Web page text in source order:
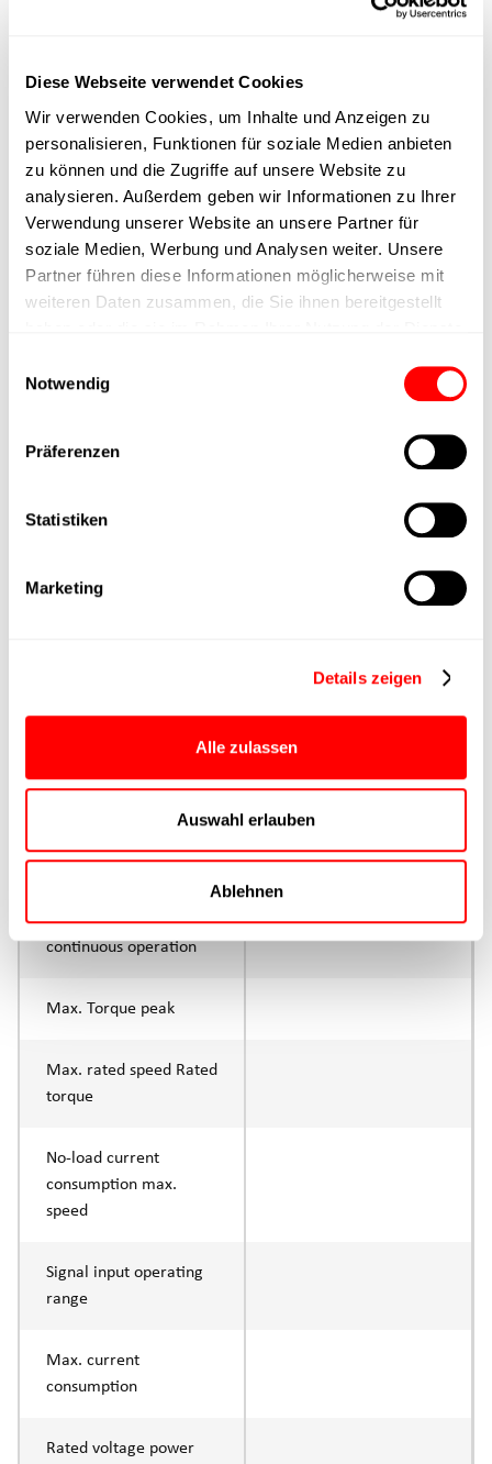
Diese Webseite verwendet Cookies
Wir verwenden Cookies, um Inhalte und Anzeigen zu
personalisieren, Funktionen für soziale Medien anbieten
zu können und die Zugriffe auf unsere Website zu
analysieren. Außerdem geben wir Informationen zu Ihrer
Verwendung unserer Website an unsere Partner für
soziale Medien, Werbung und Analysen weiter. Unsere
Partner führen diese Informationen möglicherweise mit
weiteren Daten zusammen, die Sie ihnen bereitgestellt
Notwendig
Präferenzen
Statistiken
Marketing
Details zeigen
Alle zulassen
Auswahl erlauben
Ablehnen
Nominal force
Max. Holder force
Max. work cycles
Parameterisation
Rated torque
continuous operation
Max. Torque peak
Max. rated speed Rated
torque
No-load current
consumption max.
speed
Signal input operating
range
Max. current
consumption
Rated voltage power